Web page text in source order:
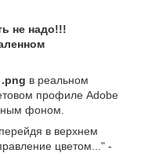
не надо!!!
в реальном
профиле Adobe
фоном.
в верхнем
цветом..." -